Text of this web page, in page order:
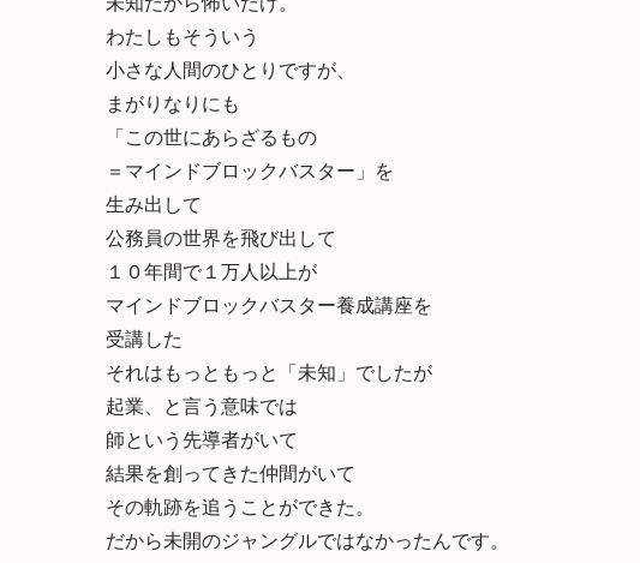
わたしもそういう
小さな人間のひとりですが、
まがりなりにも
「この世にあらざるもの
＝マインドブロックバスター」を
生み出して
公務員の世界を飛び出して
１０年間で１万人以上が
マインドブロックバスター養成講座を
受講した
それはもっともっと「未知」でしたが
起業、と言う意味では
師という先導者がいて
結果を創ってきた仲間がいて
その軌跡を追うことができた。
だから未開のジャングルではなかったんです。